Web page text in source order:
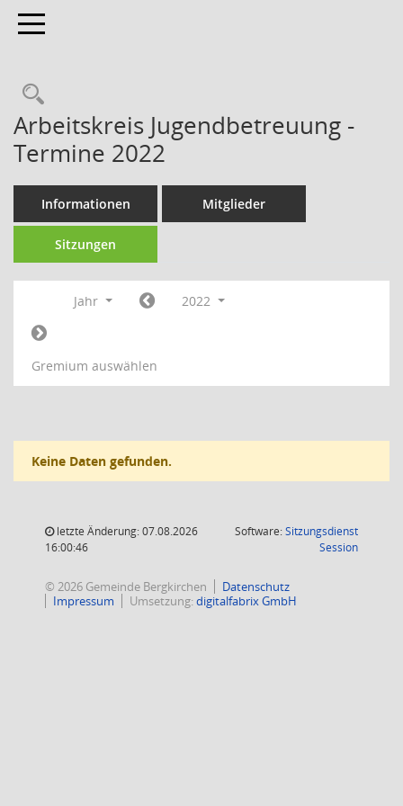
Toggle navigation
Arbeitskreis Jugendbetreuung -
Termine 2022
Informationen Mitglieder
Sitzungen
Jahr 2022
Gremium auswählen
Keine Daten gefunden.
letzte Änderung: 07.08.2026
16:00:46
Software:Sitzungsdienst
Session(Wird in
© 2026 Gemeinde Bergkirchen
Datenschutz
Impressum
Umsetzung:digitalfabrix GmbH